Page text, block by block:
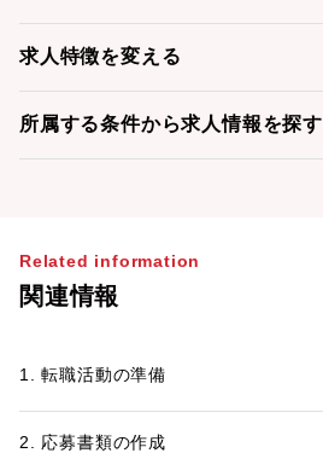
求人特徴を変える
所属する条件から求人情報を探す
Related information
関連情報
1. 転職活動の準備
2. 応募書類の作成